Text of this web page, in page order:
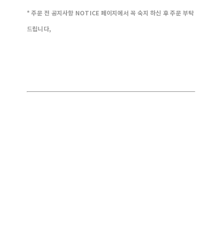
* 주문 전 공지사항 NOTICE 페이지에서 꼭 숙지 하신 후 주문 부탁
드립니다,